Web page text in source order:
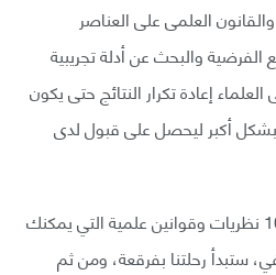
العلمى على العناصر
والبحث عن أدلة تجريبية
إعادة تكرار النتائج حتى يكون
أكبر ليحصل على قبول لدى
في هذا المقال سنتعرف على 10 نظريات وقوانين علمية التي يمكنك
ستبدأ رحلتنا بفرقعة، ومن ثم